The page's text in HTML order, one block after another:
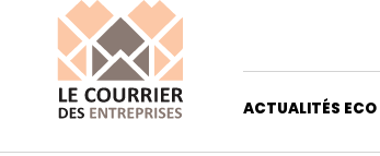
ACTUALITÉS ECO